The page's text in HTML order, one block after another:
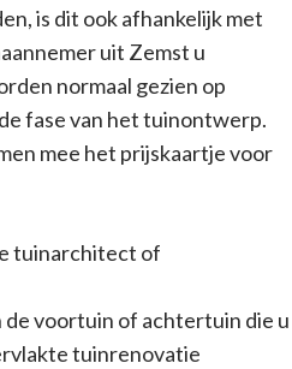
is dit ook afhankelijk met
uit Zemst u
normaal gezien op
fase van het tuinontwerp.
mee het prijskaartje voor
tuinarchitect of
de voortuin of achtertuin die u
tuinrenovatie